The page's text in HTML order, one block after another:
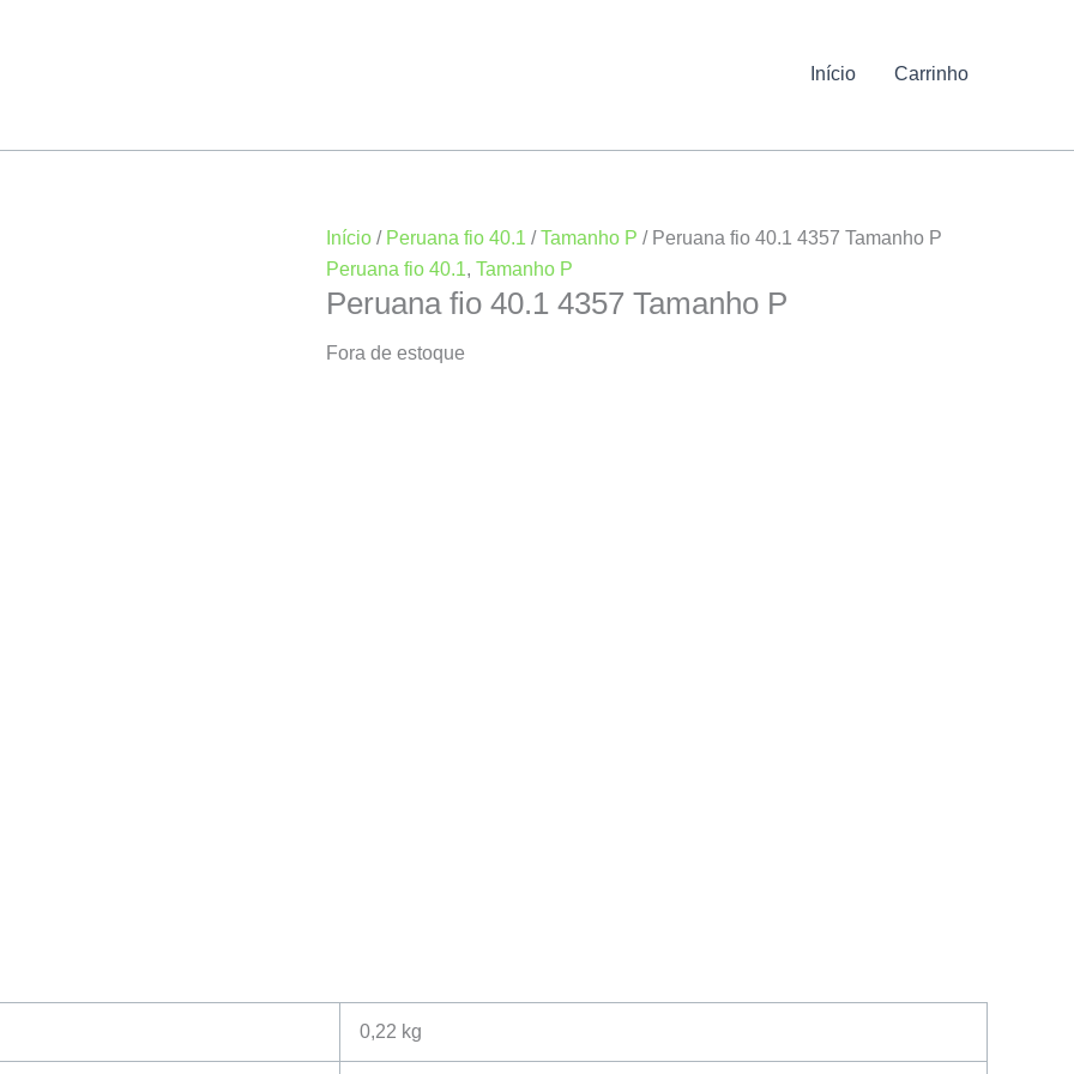
Início Carrinho
Início / Peruana fio 40.1 /Tamanho P / Peruana fio 40.1 4357 Tamanho P
Peruana fio 40.1, Tamanho P
Peruana fio 40.1 4357 Tamanho P
Fora de estoque
0,22 kg